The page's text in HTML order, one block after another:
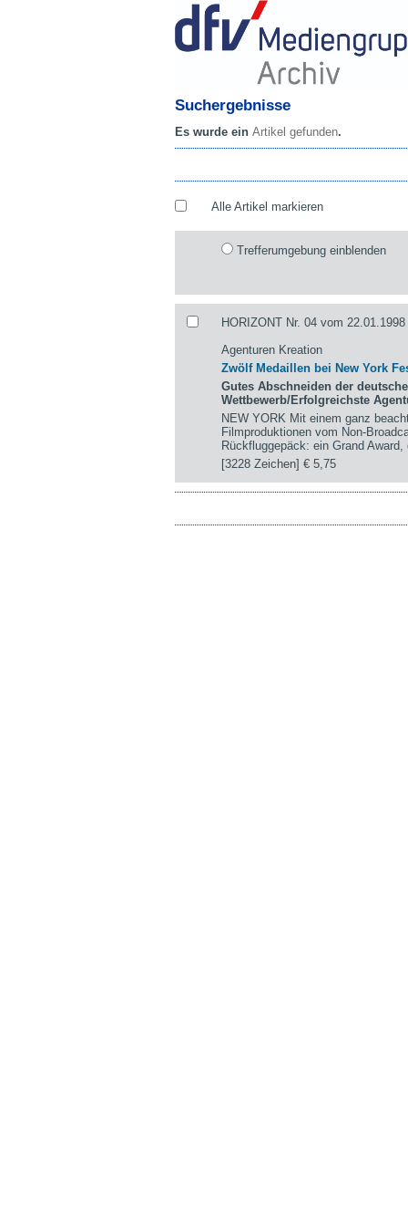
Suchergebnisse
Es wurde ein Artikel gefunden.
Alle Artikel markieren
Trefferumgebung einblenden
HORIZONT Nr. 04 vom
Agenturen Kreation
Zwölf Medaillen bei New York
Gutes Abschneiden der
Wettbewerb/Erfolgreichste
NEW YORK Mit einem ganz
Filmproduktionen vom Non-
Rückfluggepäck: ein Grand
[3228 Zeichen]€ 5,75